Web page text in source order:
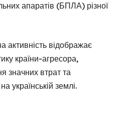
апаратів (БПЛА) різної
активність відображає
країни-агресора,
значних втрат та
українській землі.